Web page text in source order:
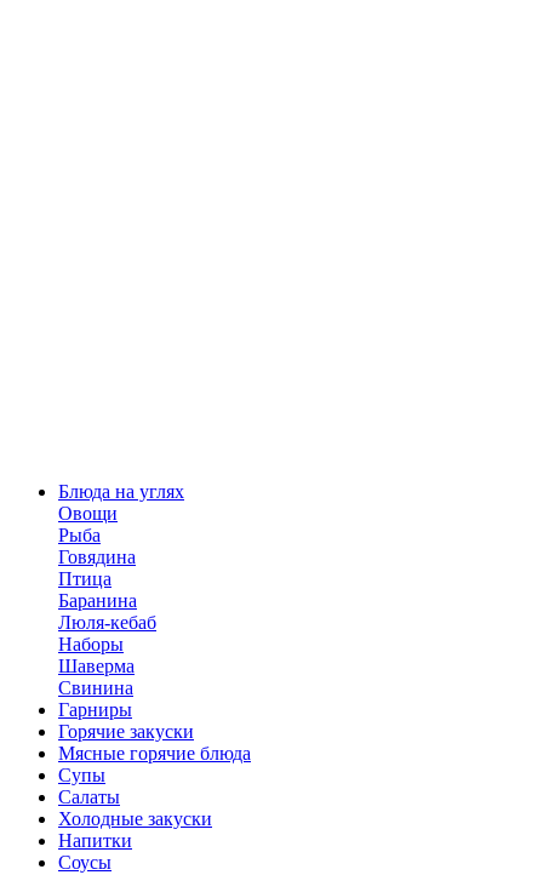
Блюда на углях
Овощи
Рыба
Говядина
Птица
Баранина
Люля-кебаб
Наборы
Шаверма
Свинина
Гарниры
Горячие закуски
Мясные горячие блюда
Супы
Салаты
Холодные закуски
Напитки
Соусы